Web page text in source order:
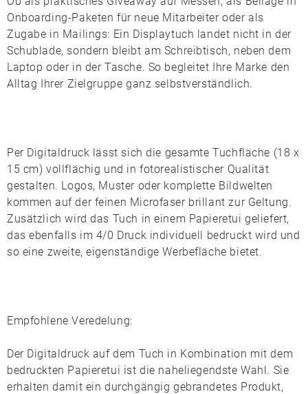
Onboarding-Paketen für neue Mitarbeiter oder als
Zugabe in Mailings: Ein Displaytuch landet nicht in der
Schublade, sondern bleibt am Schreibtisch, neben dem
Laptop oder in der Tasche. So begleitet Ihre Marke den
Alltag Ihrer Zielgruppe ganz selbstverständlich.
Per Digitaldruck lässt sich die gesamte Tuchfläche (18 x
15 cm) vollflächig und in fotorealistischer Qualität
gestalten. Logos, Muster oder komplette Bildwelten
kommen auf der feinen Microfaser brillant zur Geltung.
Zusätzlich wird das Tuch in einem Papieretui geliefert,
das ebenfalls im 4/0 Druck individuell bedruckt wird und
so eine zweite, eigenständige Werbefläche bietet.
Empfohlene Veredelung:
Der Digitaldruck auf dem Tuch in Kombination mit dem
bedruckten Papieretui ist die naheliegendste Wahl. Sie
erhalten damit ein durchgängig gebrandetes Produkt,